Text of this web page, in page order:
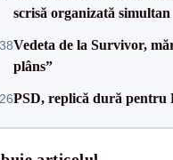
scrisă organizată simultan
Vedeta de la Survivor,
plâns”
PSD, replică dură pentru